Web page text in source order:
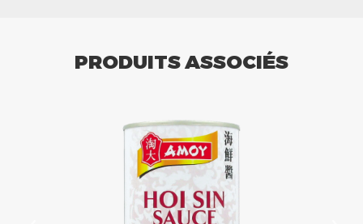
PRODUITS ASSOCIÉS